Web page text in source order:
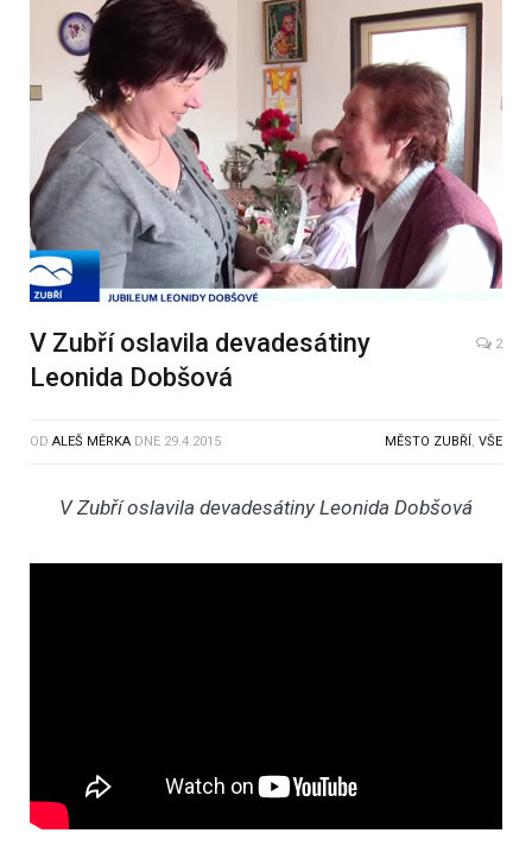
V Zubří oslavila devadesátiny
Leonida Dobšová
2
OD ALEŠ MĚRKA DNE 29.4.2015 MĚSTO ZUBŘÍ , VŠE
V Zubří oslavila devadesátiny Leonida Dobšová